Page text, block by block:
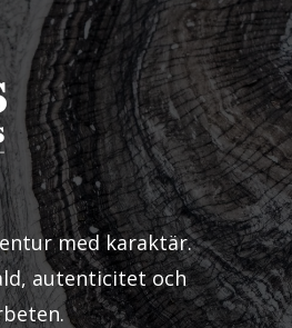
med karaktär.
autenticitet och